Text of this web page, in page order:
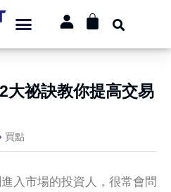
大祕訣教你提高交易
買點
入市場的投資人，很常會問